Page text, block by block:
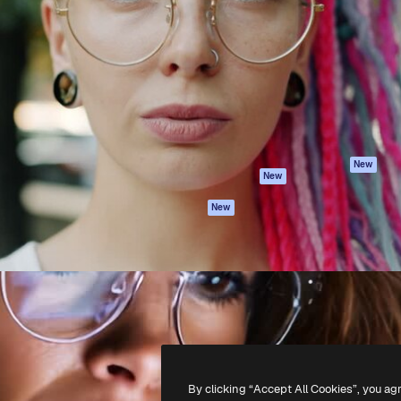
para você direcionar
Mais de 1 milhão de
empresas,
Spaces
Assistente de IA
Gerador de
imagens
Gerador de vídeos
Texto para voz
Conteúdo de stock
MCP para
Claude/ChatGPT
New
New
Todas as
ferramentas
Academy
Documentação
Atendimento
Termos e
condições
Política de
privacidade
Originais
New
Política de
Central de
confiabilidade
Afiliados
Empresas
Freepik Company S.L.U.Todos os direitos reservados
By clicking “Accept All Cookies”, you